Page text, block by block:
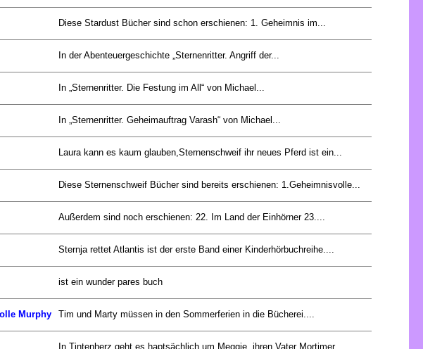
Diese Stardust Bücher sind schon erschienen: 1. Geheimnis im...
In der Abenteuergeschichte „Sternenritter. Angriff der...
In „Sternenritter. Die Festung im All“ von Michael...
In „Sternenritter. Geheimauftrag Varash“ von Michael...
Laura kann es kaum glauben,Sternenschweif ihr neues Pferd ist ein...
Diese Sternenschweif Bücher sind bereits erschienen: 1.Geheimnisvolle...
Außerdem sind noch erschienen: 22. Im Land der Einhörner 23....
Sternja rettet Atlantis ist der erste Band einer Kinderhörbuchreihe....
ist ein wunder pares buch
Murphy Tim und Marty müssen in den Sommerferien in die Bücherei....
In Tintenherz geht es haptsächlich um Meggie, ihren Vater Mortimer,...